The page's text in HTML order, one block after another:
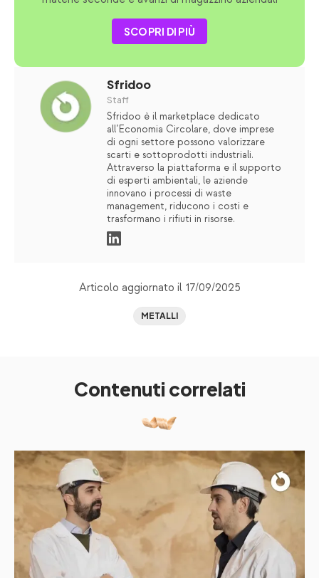
SCOPRI DI PIÙ
Sfridoo
Staff
Sfridoo è il marketplace dedicato
all’Economia Circolare, dove imprese
di ogni settore possono valorizzare
scarti e sottoprodotti industriali.
Attraverso la piattaforma e il supporto
di esperti ambientali, le aziende
innovano i processi di waste
management, riducono i costi e
trasformano i rifiuti in risorse.
Articolo aggiornato il 17/09/2025
METALLI
Contenuti correlati